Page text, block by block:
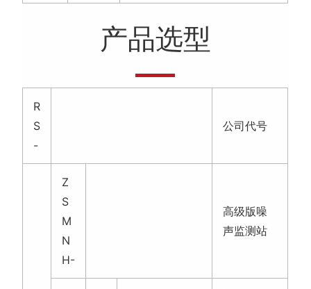
产品选型
R
S
-
公司代号
Z
S
M
N
H-
高级版噪
声监测站